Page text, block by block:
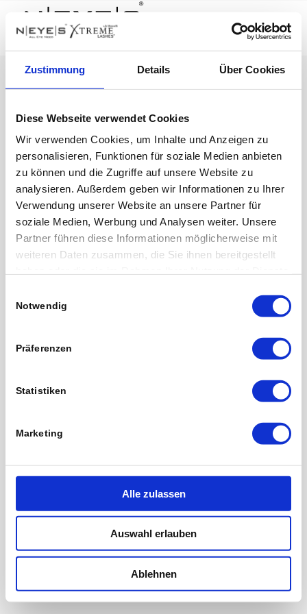
Zustimmung Details Über Cookies
Diese Webseite verwendet Cookies
Wir verwenden Cookies, um Inhalte und Anzeigen zu
personalisieren, Funktionen für soziale Medien anbieten
zu können und die Zugriffe auf unsere Website zu
analysieren. Außerdem geben wir Informationen zu Ihrer
Verwendung unserer Website an unsere Partner für
soziale Medien, Werbung und Analysen weiter. Unsere
Partner führen diese Informationen möglicherweise mit
weiteren Daten zusammen, die Sie ihnen bereitgestellt
Notwendig
Präferenzen
Statistiken
Marketing
Alle zulassen
Auswahl erlauben
Ablehnen
Copyright © 2023 NEYES Beauty GmbH
Impressum
Datenschutz